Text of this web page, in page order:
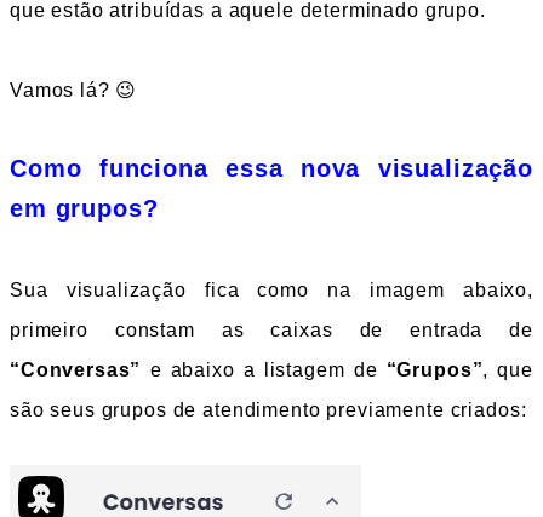
que estão atribuídas a aquele determinado grupo.
Vamos lá? 😉
Como funciona essa nova visualização
em grupos?
Sua visualização fica como na imagem abaixo,
“Conversas” e abaixo a listagem de “Grupos”, que
são seus grupos de atendimento previamente criados: